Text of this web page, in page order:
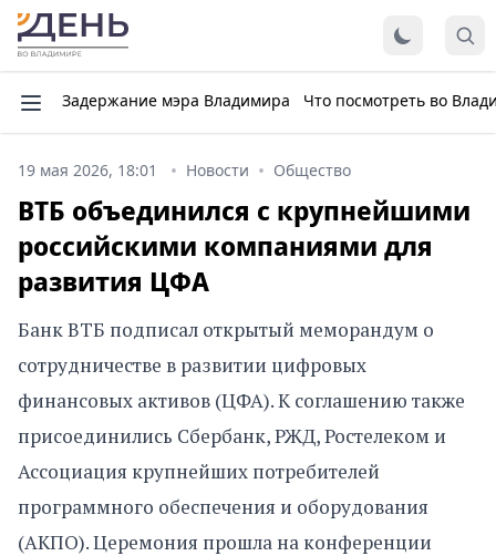
Задержание мэра Владимира Что посмотреть во
19 мая 2026, 18:01 Новости Общество
ВТБ объединился с крупнейшими
российскими компаниями для
развития ЦФА
Банк ВТБ подписал открытый меморандум о
сотрудничестве в развитии цифровых
финансовых активов (ЦФА). К соглашению также
присоединились Сбербанк, РЖД, Ростелеком и
Ассоциация крупнейших потребителей
программного обеспечения и оборудования
(АКПО). Церемония прошла на конференции